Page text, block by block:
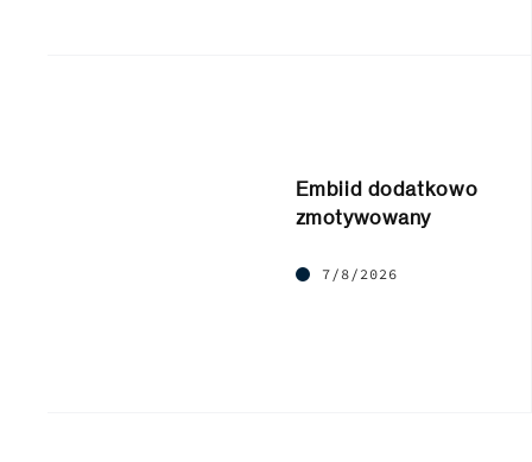
Embiid dodatkowo
zmotywowany
7/8/2026